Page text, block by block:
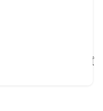
，包括塑料和玻璃材質